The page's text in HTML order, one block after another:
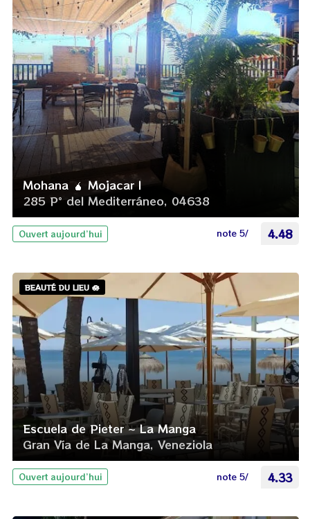
Mohana 🧉 Mojacar I
285 P° del Mediterráneo, 04638
Ouvert aujourd’hui note 5/ 4.48
BEAUTÉ DU LIEU 🪷
Escuela de Pieter ~ La Manga
Gran Vía de La Manga, Veneziola
Ouvert aujourd’hui note 5/ 4.33